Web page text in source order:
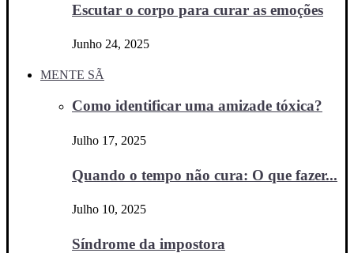
Escutar o corpo para curar as emoções
Junho 24, 2025
MENTE SÃ
Como identificar uma amizade tóxica?
Julho 17, 2025
Quando o tempo não cura: O que fazer...
Julho 10, 2025
Síndrome da impostora